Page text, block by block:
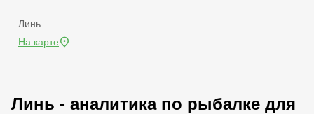
Линь
На карте
Линь - аналитика по рыбалке для